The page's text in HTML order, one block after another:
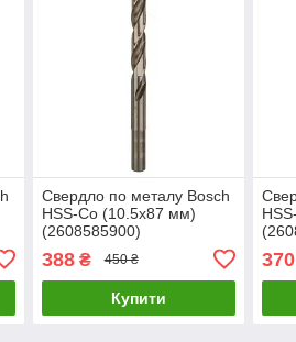
Свердло по металу Bosch
HSS-Co (10.5х87 мм)
(2608585900)
388₴ 450 ₴
Купити
370